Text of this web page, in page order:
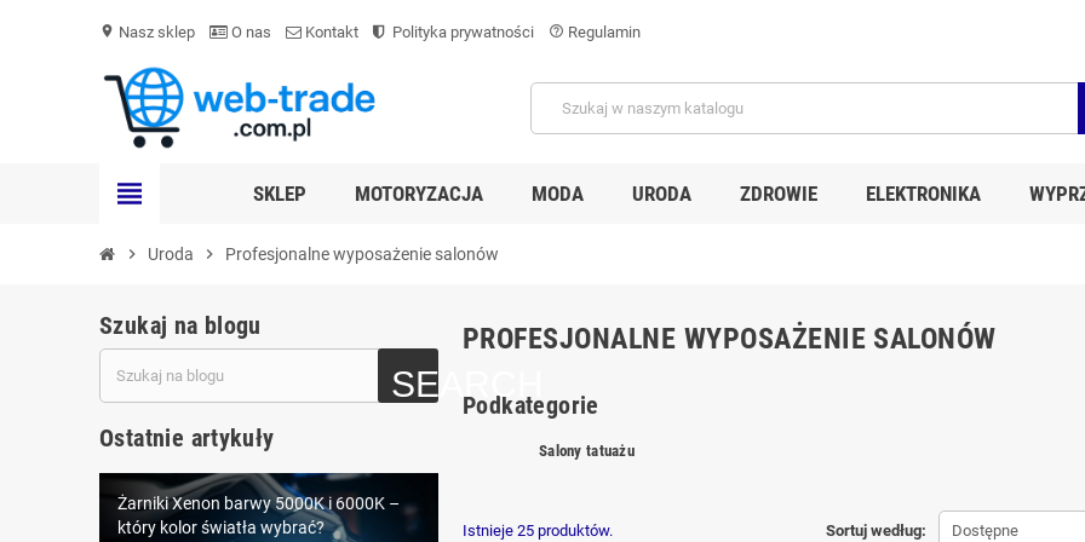
location_on Nasz sklep O nas Kontakt Polityka prywatności help_outline Regulamin
view_headline SKLEP MOTORYZACJA MODA URODA ZDROWIE ELEKTRONIKA
chevron_right Uroda chevron_right Profesjonalne wyposażenie salonów
Szukaj na blogu
Ostatnie artykuły
LEDowe oświetlenie samochodowe D1S
Żarniki Xenon barwy 5000K i 6000K –
który kolor światła wybrać?
PROFESJONALNE WYPOSAŻENIE SALONÓW
Podkategorie
Salony tatuażu
Sortuj według: Dostępne
Istnieje 25 produktów.